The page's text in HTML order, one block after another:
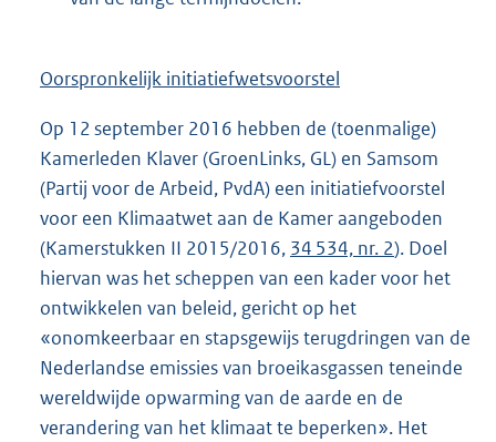
Oorspronkelijk initiatiefwetsvoorstel
Op 12 september 2016 hebben de (toenmalige)
Kamerleden Klaver (GroenLinks, GL) en Samsom
(Partij voor de Arbeid, PvdA) een initiatiefvoorstel
voor een Klimaatwet aan de Kamer aangeboden
(Kamerstukken II 2015/2016, 34 534, nr. 2). Doel
hiervan was het scheppen van een kader voor het
ontwikkelen van beleid, gericht op het
«onomkeerbaar en stapsgewijs terugdringen van de
Nederlandse emissies van broeikasgassen teneinde
wereldwijde opwarming van de aarde en de
verandering van het klimaat te beperken». Het